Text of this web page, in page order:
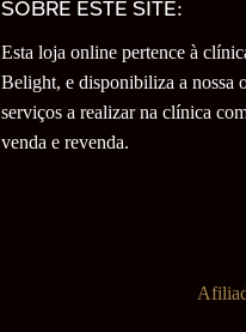
SOBRE ESTE SITE:
Esta loja online pertence à
Belight, e disponibiliza a nossa
serviços a realizar na clínica
venda e revenda.